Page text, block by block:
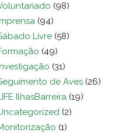
(98)
(94)
Livre (58)
(49)
(31)
de Aves (26)
IlhasBarreira (19)
(2)
(1)